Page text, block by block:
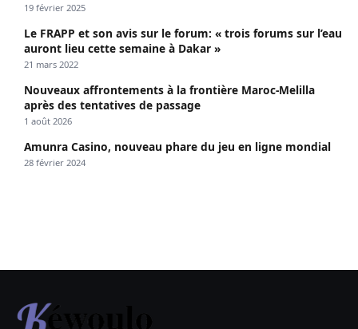
19 février 2025
Le FRAPP et son avis sur le forum: « trois forums sur l’eau
auront lieu cette semaine à Dakar »
21 mars 2022
Nouveaux affrontements à la frontière Maroc-Melilla
après des tentatives de passage
1 août 2026
Amunra Casino, nouveau phare du jeu en ligne mondial
28 février 2024